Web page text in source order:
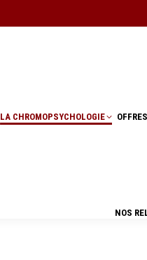
LA CHROMOPSYCHOLOGIE
NOS